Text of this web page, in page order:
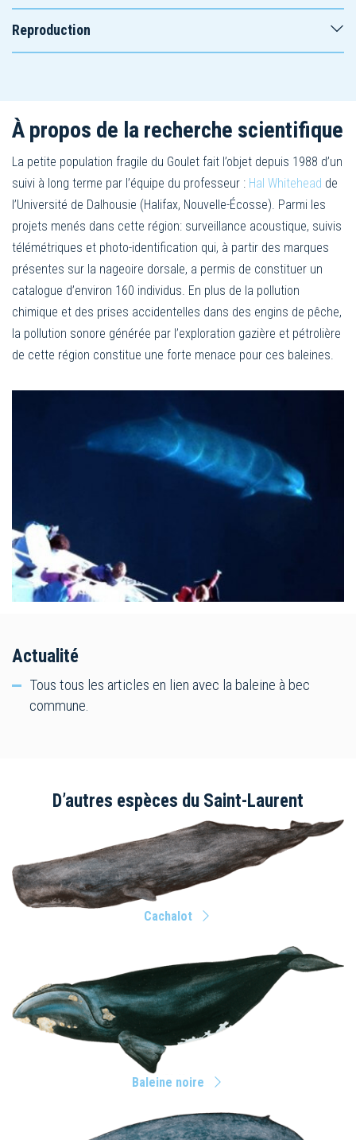
Reproduction
À propos de la recherche scientifique
La petite population fragile du Goulet fait l’objet depuis 1988 d’un
suivi à long terme par l’équipe du professeur : Hal Whitehead de
l’Université de Dalhousie (Halifax, Nouvelle-Écosse). Parmi les
projets menés dans cette région: surveillance acoustique, suivis
télémétriques et photo-identification qui, à partir des marques
présentes sur la nageoire dorsale, a permis de constituer un
catalogue d’environ 160 individus. En plus de la pollution
chimique et des prises accidentelles dans des engins de pêche,
la pollution sonore générée par l’exploration gazière et pétrolière
de cette région constitue une forte menace pour ces baleines.
Actualité
Tous tous les articles en lien avec la baleine à bec
commune.
D’autres espèces du Saint-Laurent
Cachalot
Baleine noire